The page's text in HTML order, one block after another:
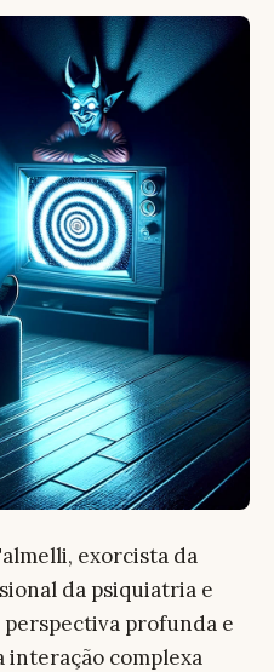
exorcista da
da psiquiatria e
profunda e
complexa